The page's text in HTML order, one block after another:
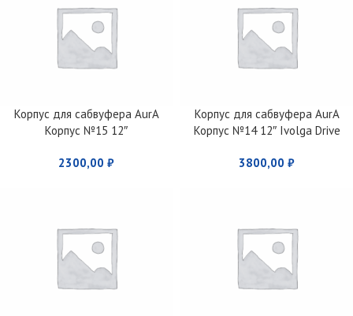
Корпус для сабвуфера AurA
Корпус №15 12″
2300,00 ₽
Корпус для сабвуфера AurA
Корпус №14 12″ Ivolga Drive
3800,00 ₽